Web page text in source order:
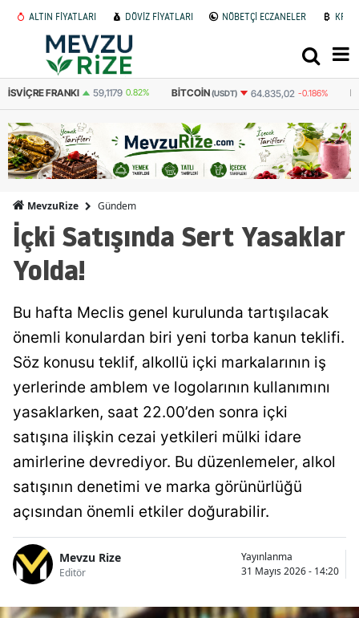
ALTIN FİYATLARI DÖVİZ FİYATLARI NÖBETÇİ ECZANELER
BITCOIN(USDT) 64.835,02 -0.186% BITCOIN(TL) 3.087.204 -0.184%
MevzuRize Gündem
İçki Satışında Sert Yasaklar
Yolda!
Bu hafta Meclis genel kurulunda tartışılacak
önemli konulardan biri yeni torba kanun teklifi.
Söz konusu teklif, alkollü içki markalarının iş
yerlerinde amblem ve logolarının kullanımını
yasaklarken, saat 22.00’den sonra içki
satışına ilişkin cezai yetkileri mülki idare
amirlerine devrediyor. Bu düzenlemeler, alkol
satışının denetimi ve marka görünürlüğü
açısından önemli etkiler doğurabilir.
Mevzu Rize
Editör
Yayınlanma
31 Mayıs 2026 - 14:20